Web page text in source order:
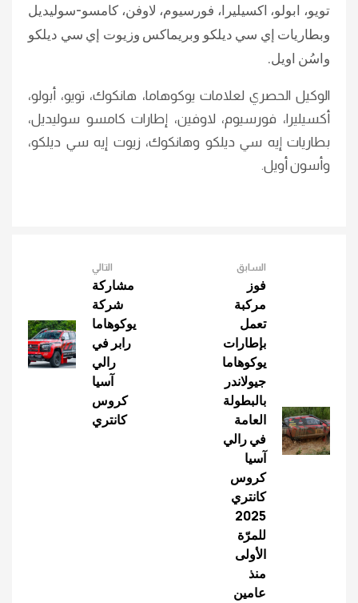
تويو، ابولو، اكسيليرا، فورسيوم، لاوفن، كامسو-سوليديل
وبطاريات إي سي ديلكو وبريماكس وزيوت إي سي ديلكو
واسُن اويل.
الوكيل الحصري لعلامات يوكوهاما، هانكوك، تويو، أبولو،
أكسيليرا، فورسيوم، لاوفين، إطارات كامسو سوليديل،
بطاريات إيه سي ديلكو وهانكوك، زيوت إيه سي ديلكو،
وأسون أويل.
السابق
فوز
مركبة
تعمل
بإطارات
يوكوهاما
جيولاندر
بالبطولة
العامة
في رالي
آسيا
كروس
كانتري
2025
للمرّة
الأولى
منذ
عامين
التالي
مشاركة
شركة
يوكوهاما
رابر في
رالي
آسيا
كروس
كانتري